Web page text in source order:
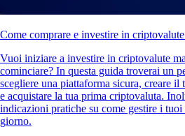
Come comprare e investire in
Vuoi iniziare a investire in criptovalute
cominciare? In questa guida troverai un
scegliere una piattaforma sicura, creare il
e acquistare la tua prima criptovaluta.
indicazioni pratiche su come gestire i
giorno.